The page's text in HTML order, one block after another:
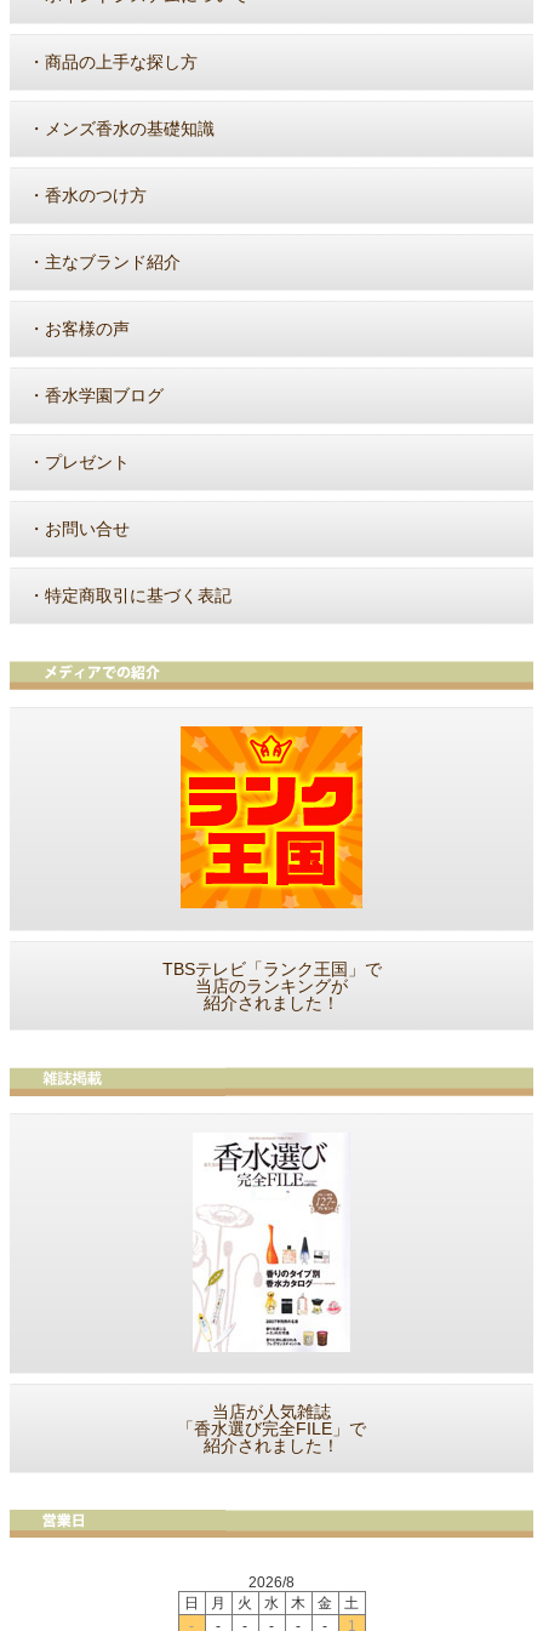
・ 商品の上手な探し方
・ メンズ香水の基礎知識
・ 香水のつけ方
・ 主なブランド紹介
・ お客様の声
・ 香水学園ブログ
・ プレゼント
・ お問い合せ
・ 特定商取引に基づく表記
TBSテレビ「ランク王国」で
当店のランキングが
紹介されました！
当店が人気雑誌
「香水選び完全FILE」で
紹介されました！
2026/8
日
月 火 水 木 金
土
-
- - - - - 1